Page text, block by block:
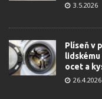
3.5.2026
Plíseň v
ocet a
26.4.2026